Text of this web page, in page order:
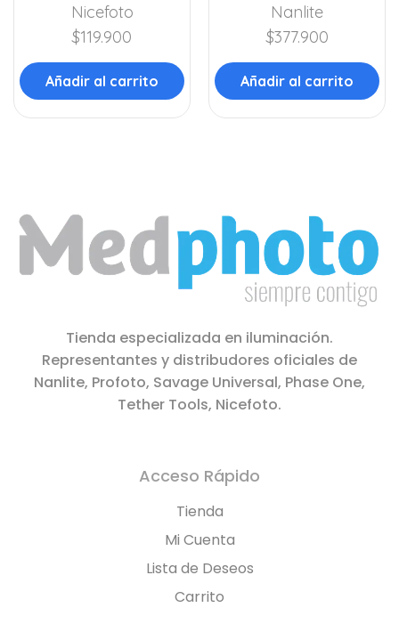
Nicefoto
$119.900
Añadir al carrito
Nanlite
$377.900
Añadir al carrito
Tienda especializada en iluminación.
Representantes y distribudores oficiales de
Nanlite, Profoto, Savage Universal, Phase One,
Tether Tools, Nicefoto.
Acceso Rápido
Tienda
Mi Cuenta
Lista de Deseos
Carrito